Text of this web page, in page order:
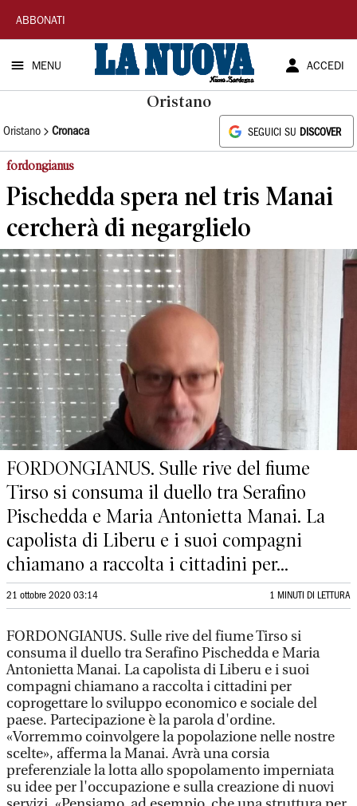
La
Nuova
Sardegna
ABBONATI
MENU ACCEDI
Oristano
Oristano Cronaca SEGUICI SU DISCOVER
fordongianus
Pischedda spera nel tris Manai
cercherà di negarglielo
FORDONGIANUS. Sulle rive del fiume
Tirso si consuma il duello tra Serafino
Pischedda e Maria Antonietta Manai. La
capolista di Liberu e i suoi compagni
chiamano a raccolta i cittadini per...
21 ottobre 2020 03:14 1 MINUTI DI LETTURA
FORDONGIANUS. Sulle rive del fiume Tirso si
consuma il duello tra Serafino Pischedda e Maria
Antonietta Manai. La capolista di Liberu e i suoi
compagni chiamano a raccolta i cittadini per
coprogettare lo sviluppo economico e sociale del
paese. Partecipazione è la parola d'ordine.
«Vorremmo coinvolgere la popolazione nelle nostre
scelte», afferma la Manai. Avrà una corsia
preferenziale la lotta allo spopolamento imperniata
su idee per l'occupazione e sulla creazione di nuovi